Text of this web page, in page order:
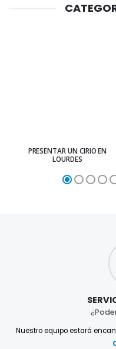
PRESENTAR UN CIRIO EN
LOURDES
Nuestro equipo estará